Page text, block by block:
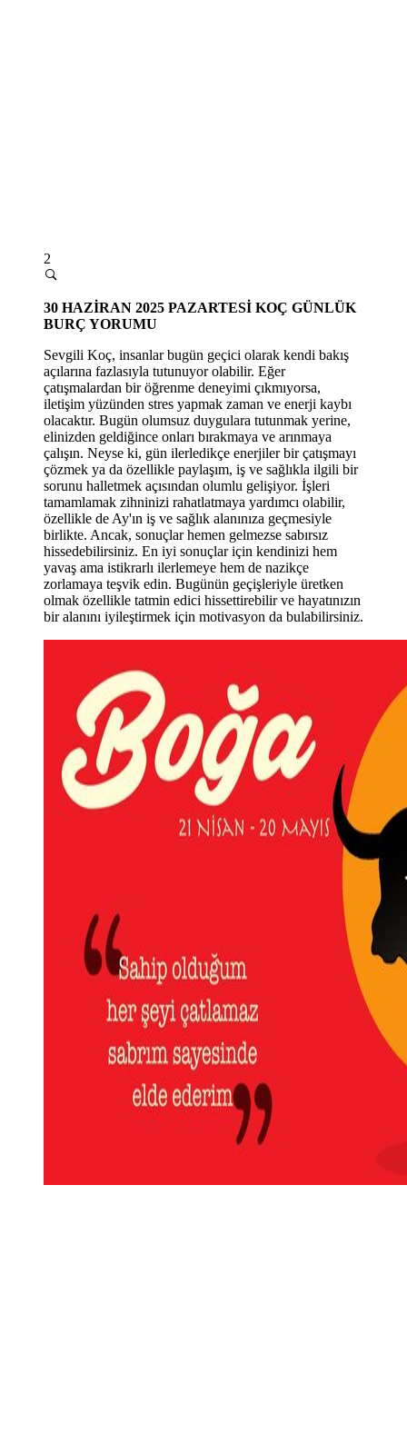
2
30 HAZİRAN 2025 PAZARTESİ KOÇ GÜNLÜK
BURÇ YORUMU
Sevgili Koç, insanlar bugün geçici olarak kendi bakış
açılarına fazlasıyla tutunuyor olabilir. Eğer
çatışmalardan bir öğrenme deneyimi çıkmıyorsa,
iletişim yüzünden stres yapmak zaman ve enerji kaybı
olacaktır. Bugün olumsuz duygulara tutunmak yerine,
elinizden geldiğince onları bırakmaya ve arınmaya
çalışın. Neyse ki, gün ilerledikçe enerjiler bir çatışmayı
çözmek ya da özellikle paylaşım, iş ve sağlıkla ilgili bir
sorunu halletmek açısından olumlu gelişiyor. İşleri
tamamlamak zihninizi rahatlatmaya yardımcı olabilir,
özellikle de Ay'ın iş ve sağlık alanınıza geçmesiyle
birlikte. Ancak, sonuçlar hemen gelmezse sabırsız
hissedebilirsiniz. En iyi sonuçlar için kendinizi hem
yavaş ama istikrarlı ilerlemeye hem de nazikçe
zorlamaya teşvik edin. Bugünün geçişleriyle üretken
olmak özellikle tatmin edici hissettirebilir ve hayatınızın
bir alanını iyileştirmek için motivasyon da bulabilirsiniz.